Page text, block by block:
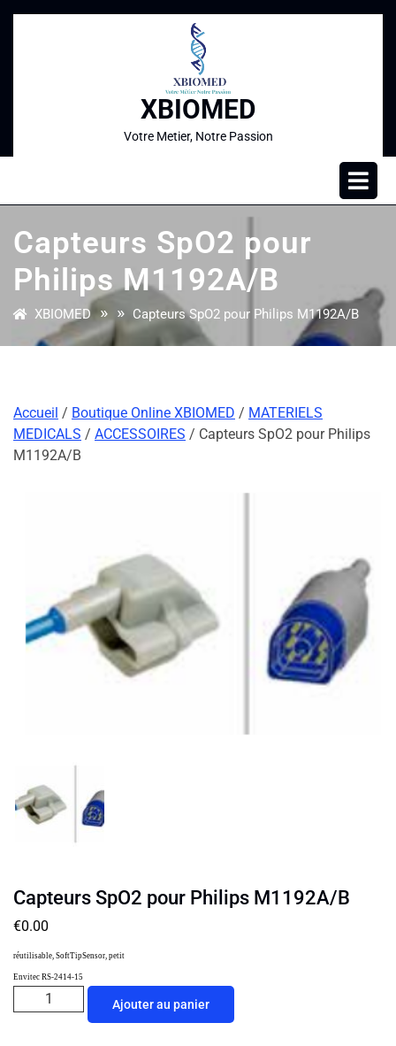
XBIOMED
Votre Metier, Notre Passion
Capteurs SpO2 pour
Philips M1192A/B
XBIOMED » » Capteurs SpO2 pour Philips M1192A/B
Accueil / Boutique Online XBIOMED / MATERIELS
MEDICALS / ACCESSOIRES / Capteurs SpO2 pour Philips
M1192A/B
Capteurs SpO2 pour Philips M1192A/B
€0.00
réutilisable, SoftTipSensor, petit
Envitec RS-2414-15
Ajouter au panier